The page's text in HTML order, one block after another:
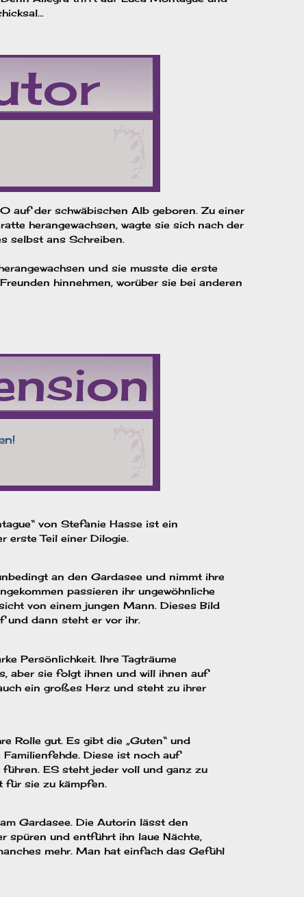
auf der schwäbischen Alb geboren. Zu einer
herangewachsen, wagte sie sich nach der
selbst ans Schreiben.
und sie musste die erste
hinnehmen, worüber sie bei anderen
von Stefanie Hasse ist ein
erste Teil einer Dilogie.
an den Gardasee und nimmt ihre
passieren ihr ungewöhnliche
von einem jungen Mann. Dieses Bild
und dann steht er vor ihr.
Persönlichkeit. Ihre Tagträume
aber sie folgt ihnen und will ihnen auf
ein großes Herz und steht zu ihrer
Rolle gut. Es gibt die „Guten“ und
Familienfehde. Diese ist noch auf
ES steht jeder voll und ganz zu
für sie zu kämpfen.
Gardasee. Die Autorin lässt den
spüren und entführt ihn laue Nächte,
mehr. Man hat einfach das Gefühl